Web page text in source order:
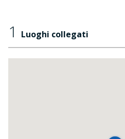
1 Luoghi collegati